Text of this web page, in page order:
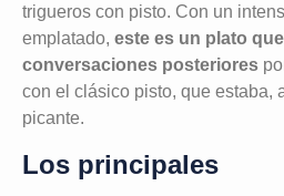
trigueros con pisto. Con un
emplatado, este es un plato
conversaciones posteriores
con el clásico pisto, que estaba,
picante.
Los principales